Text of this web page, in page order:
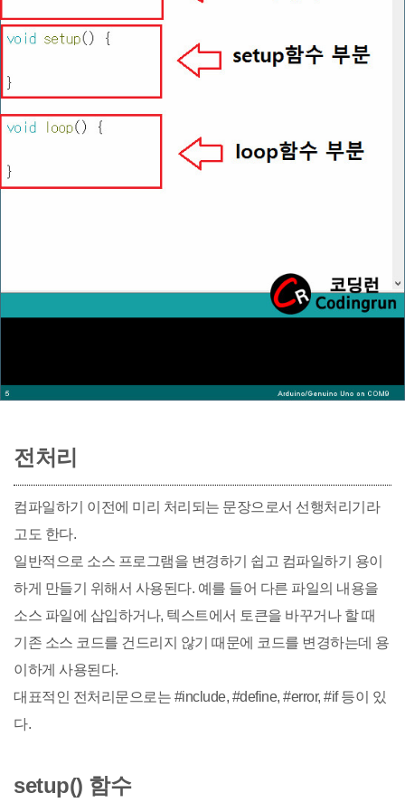
전처리
컴파일하기 이전에 미리 처리되는 문장으로서 선행처리기라
고도 한다.
일반적으로 소스 프로그램을 변경하기 쉽고 컴파일하기 용이
하게 만들기 위해서 사용된다. 예를 들어 다른 파일의 내용을
소스 파일에 삽입하거나, 텍스트에서 토큰을 바꾸거나 할 때
기존 소스 코드를 건드리지 않기 때문에 코드를 변경하는데 용
이하게 사용된다.
대표적인 전처리문으로는 #include, #define, #error, #if 등이 있
다.
setup() 함수